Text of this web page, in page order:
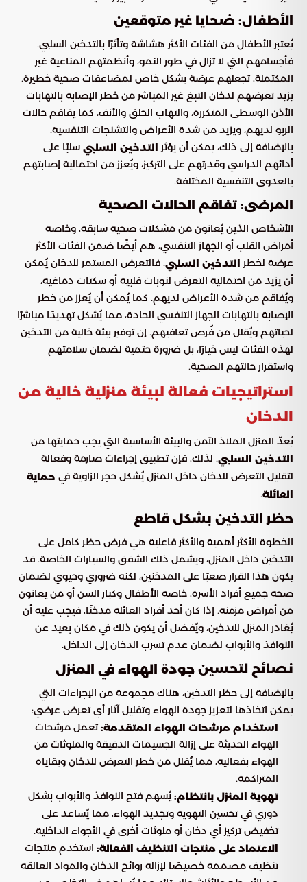
الأطفال: ضحايا غير متوقعين
يُعتبر الأطفال من الفئات الأكثر هشاشة وتأثرًا بالتدخين السلبي.
فأجسامهم التي لا تزال في طور النمو، وأنظمتهم المناعية غير
المكتملة، تجعلهم عرضة بشكل خاص لمضاعفات صحية خطيرة.
يزيد تعرضهم لدخان التبغ غير المباشر من خطر الإصابة بالتهابات
الأذن الوسطى المتكررة، والتهاب الحلق والأنف، كما يفاقم حالات
الربو لديهم، ويزيد من شدة الأعراض والتشنجات التنفسية.
بالإضافة إلى ذلك، يمكن أن يؤثر التدخين السلبي سلبًا على
أدائهم الدراسي وقدرتهم على التركيز، ويُعزز من احتمالية إصابتهم
بالعدوى التنفسية المختلفة.
المرضى: تفاقم الحالات الصحية
الأشخاص الذين يُعانون من مشكلات صحية سابقة، وخاصة
أمراض القلب أو الجهاز التنفسي، هم أيضًا ضمن الفئات الأكثر
عرضة لخطر التدخين السلبي. فالتعرض المستمر للدخان يُمكن
أن يزيد من احتمالية التعرض لنوبات قلبية أو سكتات دماغية،
ويُفاقم من شدة الأعراض لديهم. كما يُمكن أن يُعزز من خطر
الإصابة بالتهابات الجهاز التنفسي الحادة، مما يُشكل تهديدًا مباشرًا
لحياتهم ويُقلل من فُرص تعافيهم. إن توفير بيئة خالية من التدخين
لهذه الفئات ليس خيارًا، بل ضرورة حتمية لضمان سلامتهم
واستقرار حالتهم الصحية.
استراتيجيات فعالة لبيئة منزلية خالية من
الدخان
يُعدّ المنزل الملاذ الآمن والبيئة الأساسية التي يجب حمايتها من
التدخين السلبي. لذلك، فإن تطبيق إجراءات صارمة وفعالة
لتقليل التعرض للدخان داخل المنزل يُشكل حجر الزاوية في حماية
العائلة.
حظر التدخين بشكل قاطع
الخطوة الأكثر أهمية والأكثر فاعلية هي فرض حظر كامل على
التدخين داخل المنزل، ويشمل ذلك الشقق والسيارات الخاصة. قد
يكون هذا القرار صعبًا على المدخنين، لكنه ضروري وحيوي لضمان
صحة جميع أفراد الأسرة، خاصة الأطفال وكبار السن أو من يعانون
من أمراض مزمنة. إذا كان أحد أفراد العائلة مدخنًا، فيجب عليه أن
يُغادر المنزل للتدخين، ويُفضل أن يكون ذلك في مكان بعيد عن
النوافذ والأبواب لضمان عدم تسرب الدخان إلى الداخل.
نصائح لتحسين جودة الهواء في المنزل
بالإضافة إلى حظر التدخين، هناك مجموعة من الإجراءات التي
يمكن اتخاذها لتعزيز جودة الهواء وتقليل آثار أي تعرض عرضي:
استخدام مرشحات الهواء المتقدمة:تعمل مرشحات
الهواء الحديثة على إزالة الجسيمات الدقيقة والملوثات من
الهواء بفعالية، مما يُقلل من خطر التعرض للدخان وبقاياه
المتراكمة.
تهوية المنزل بانتظام: يُسهم فتح النوافذ والأبواب بشكل
دوري في تحسين التهوية وتجديد الهواء، مما يُساعد على
تخفيض تركيز أي دخان أو ملوثات أخرى في الأجواء الداخلية.
الاعتماد على منتجات التنظيف الفعالة: استخدم منتجات
تنظيف مصممة خصيصًا لإزالة روائح الدخان والمواد العالقة